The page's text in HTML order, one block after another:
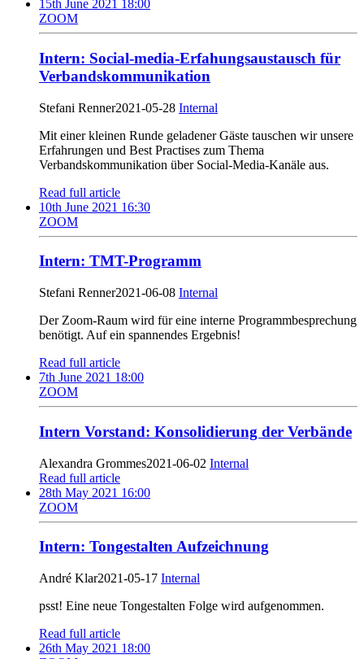
15th June 2021 18:00
ZOOM
Intern: Social-media-Erfahungsaustausch für
Verbandskommunikation
Stefani Renner2021-05-28 Internal
Mit einer kleinen Runde geladener Gäste tauschen wir unsere
Erfahrungen und Best Practises zum Thema
Verbandskommunikation über Social-Media-Kanäle aus.
Read full article
10th June 2021 16:30
ZOOM
Intern: TMT-Programm
Stefani Renner2021-06-08 Internal
Der Zoom-Raum wird für eine interne Programmbesprechung
benötigt. Auf ein spannendes Ergebnis!
Read full article
7th June 2021 18:00
ZOOM
Intern Vorstand: Konsolidierung der Verbände
Alexandra Grommes2021-06-02 Internal
Read full article
28th May 2021 16:00
ZOOM
Intern: Tongestalten Aufzeichnung
André Klar2021-05-17 Internal
psst! Eine neue Tongestalten Folge wird aufgenommen.
Read full article
26th May 2021 18:00